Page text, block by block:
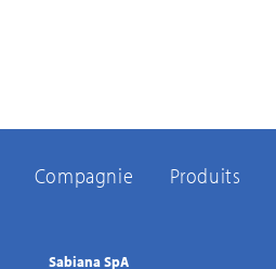
Compagnie Produits
Sabiana SpA